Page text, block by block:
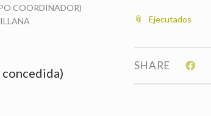
COORDINADOR)
Ejecutados
SHARE